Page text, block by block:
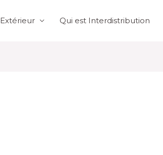
Extérieur Qui est Interdistribution